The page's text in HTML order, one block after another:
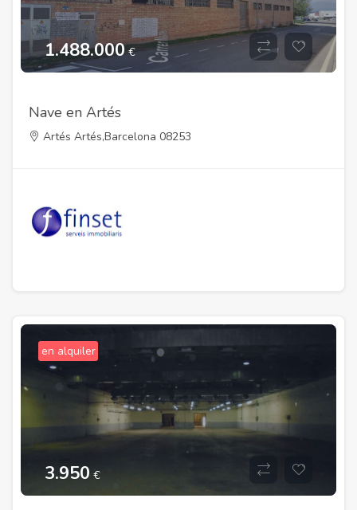
1.488.000€
Nave en Artés
Artés Artés,Barcelona 08253
en alquiler
3.950 €